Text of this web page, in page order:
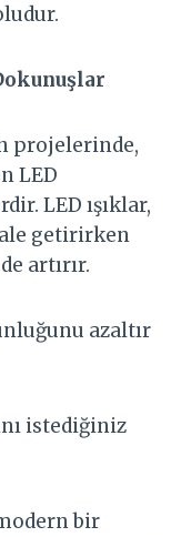
projelerinde,
LED
LED ışıklar,
getirirken
artırır.
azaltır
istediğiniz
bir